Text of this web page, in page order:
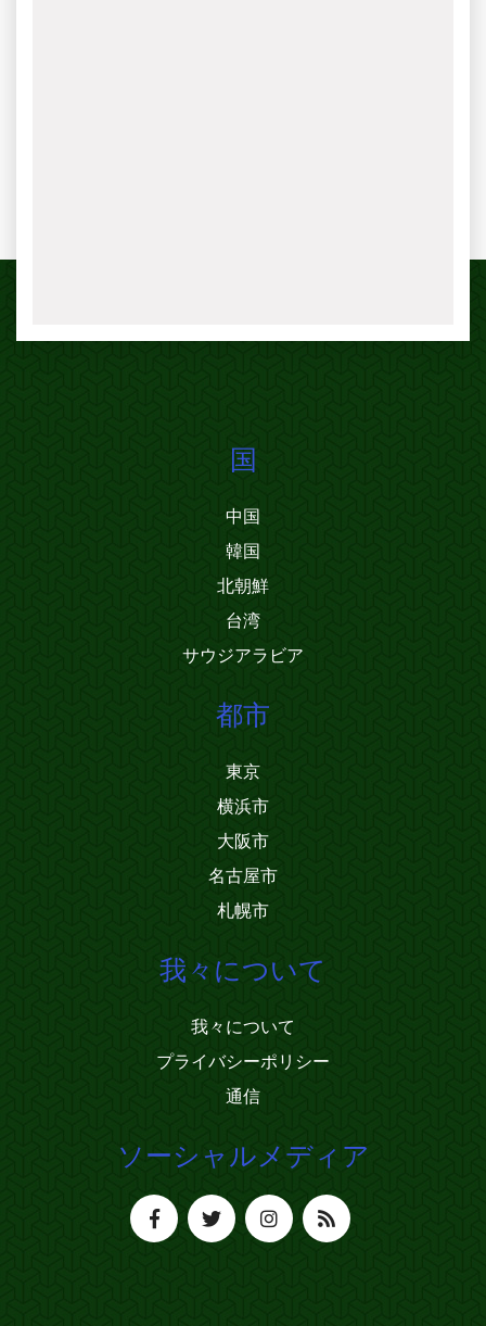
国
中国
韓国
北朝鮮
台湾
サウジアラビア
都市
東京
横浜市
大阪市
名古屋市
札幌市
我々について
我々について
プライバシーポリシー
通信
ソーシャルメディア